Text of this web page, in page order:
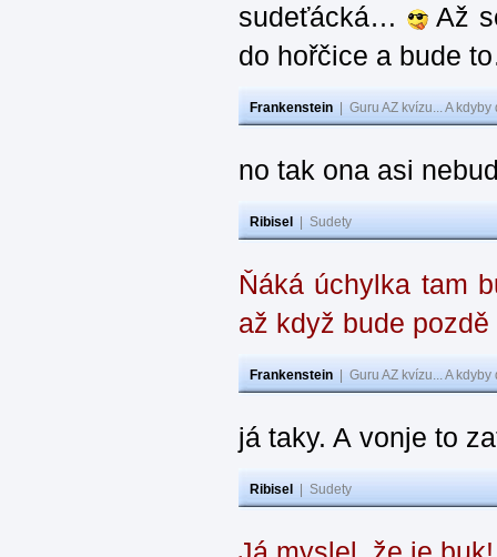
sudeťácká…
Až
do hořčice a bude
Frankenstein Guru AZ kvízu... A
no tak ona asi
Ribisel Sudety
Ňáká úchylka tam
až když bude pozdě
Frankenstein Guru AZ kvízu... A
já taky. A vonje to
Ribisel Sudety